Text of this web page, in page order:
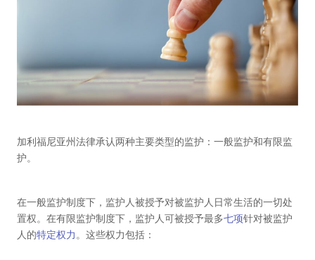
加利福尼亚州法律承认两种主要类型的监护：一般监护和有限监
护。
在一般监护制度下，监护人被授予对被监护人日常生活的一切处
置权。在有限监护制度下，监护人可被授予最多七项针对被监护
人的特定权力。这些权力包括：